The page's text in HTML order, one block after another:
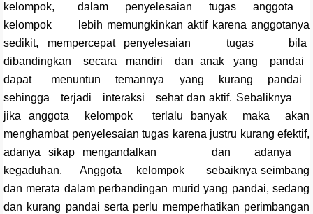
kelompok, dalam penyelesaian tugas anggota
kelompok lebih memungkinkan aktif karena anggotanya
sedikit, mempercepat penyelesaian tugas bila
dibandingkan secara mandiri dan anak yang pandai
dapat menuntun temannya yang kurang pandai
sehingga terjadi interaksi sehat dan aktif. Sebaliknya
jika anggota kelompok terlalu banyak maka akan
menghambat penyelesaian tugas karena justru kurang efektif,
adanya sikap mengandalkan dan adanya
kegaduhan. Anggota kelompok sebaiknya seimbang
dan merata dalam perbandingan murid yang pandai, sedang
dan kurang pandai serta perlu memperhatikan perimbangan